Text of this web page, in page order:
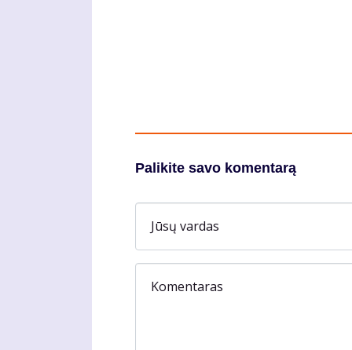
Palikite savo komentarą
Jūsų vardas
Komentaras